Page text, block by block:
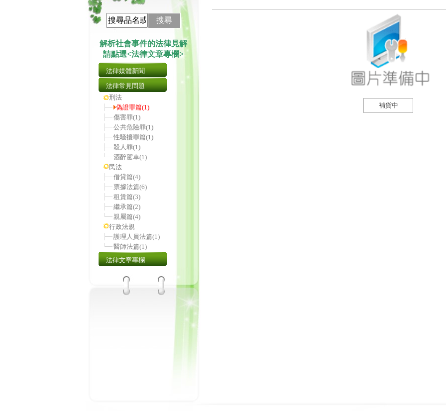
搜尋
解析社會事件的法律見解
請點選<法律文章專欄>
法律媒體新聞
法律常見問題
刑法
偽證罪篇(1)
傷害罪(1)
公共危險罪(1)
性騷擾罪篇(1)
殺人罪(1)
酒醉駕車(1)
民法
借貸篇(4)
票據法篇(6)
租賃篇(3)
繼承篇(2)
親屬篇(4)
行政法規
護理人員法篇(1)
醫師法篇(1)
法律文章專欄
補貨中